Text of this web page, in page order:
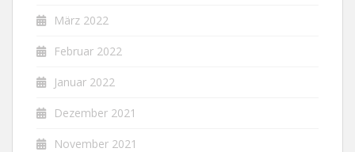
März 2022
Februar 2022
Januar 2022
Dezember 2021
November 2021